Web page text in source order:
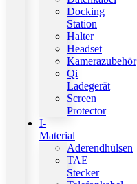
Docking
Station
Halter
Headset
Kamerazubehör
Qi
Ladegerät
Screen
Protector
I-
Material
Aderendhülsen
TAE
Stecker